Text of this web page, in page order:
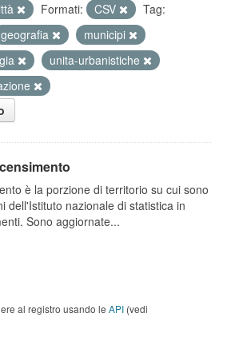
Formati: CSV
Tag:
geografia
municipi
unita-urbanistiche
è la porzione di territorio su cui sono
dell'Istituto nazionale di statistica in
Sono aggiornate...
al registro usando le API (vedi